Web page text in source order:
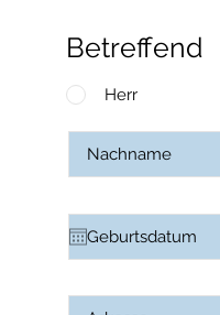
Betreffend
Herr